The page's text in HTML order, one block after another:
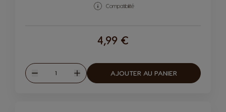
Compatibilité
4,99 €
Diminuer
Quantité
Augmenter
AJOUTER AU PANIER